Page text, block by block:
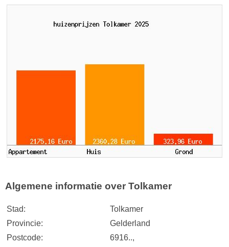
Algemene informatie over Tolkamer
Stad:
Tolkamer
Provincie:
Gelderland
Postcode:
6916..,